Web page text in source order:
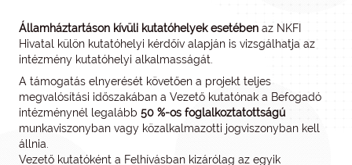
Államháztartáson kívüli kutatóhelyek esetében az NKFI
Hivatal külön kutatóhelyi kérdőív alapján is vizsgálhatja az
intézmény kutatóhelyi alkalmasságát.
A támogatás elnyerését követően a projekt teljes
megvalósítási időszakában a Vezető kutatónak a Befogadó
intézménynél legalább 50 %-os foglalkoztatottságú
munkaviszonyban vagy közalkalmazotti jogviszonyban kell
állnia.
Vezető kutatóként a Felhívásban kizárólag az egyik